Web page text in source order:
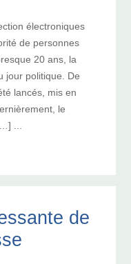
électroniques
de personnes
20 ans, la
jour politique. De
lancés, mis en
le
...
de